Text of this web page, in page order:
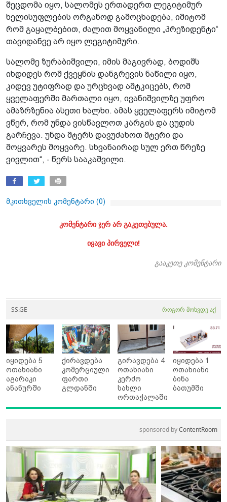
შეცდომა იყო, სალომეს ერთადერთ ლეგიტიმურ
ხელისუფლების ორგანოდ გამოცხადება, იმიტომ
რომ გაყალბებით, ძალით მოყვანილი „პრეზიდენტი“
თავიდანვე არ იყო ლეგიტიმური.
სალომე ზურაბიშვილი, იმის მაგივრად, ბოდიშს
იხდიდეს რომ ქვეყნის დანგრევის ნაწილი იყო,
კიდევ უტიფრად და ურცხვად ამტკიცებს, რომ
ყველაფერში მართალი იყო, ივანიშვილზე უფრო
ამაზრზენია ასეთი ხალხი. ამას ყველაფერს იმიტომ
ვწერ, რომ უნდა ვისწავლოთ კარგის და ცუდის
გარჩევა. უნდა მტერს დავუძახოთ მტერი და
მოყვარეს მოყვარე. სხვანაირად სულ ერთ წრეზე
ვივლით“, - წერს სააკაშვილი.
მკითხველის კომენტარი (0)
კომენტარი ჯერ არ გაკეთებულა.
იყავი პირველი!
გააკეთე კომენტარი
SS.GE როგორ მოხვდე აქ
იყიდება 5
ოთახიანი
აგარაკი
ანანურში
ქირავდება
კომერციული
ფართი
გლდანში
გირავდება 4
ოთახიანი
კერძო
სახლი
ორთაჭალაში
იყიდება 1
ოთახიანი
ბინა
ბათუმში
sponsored byContentRoom